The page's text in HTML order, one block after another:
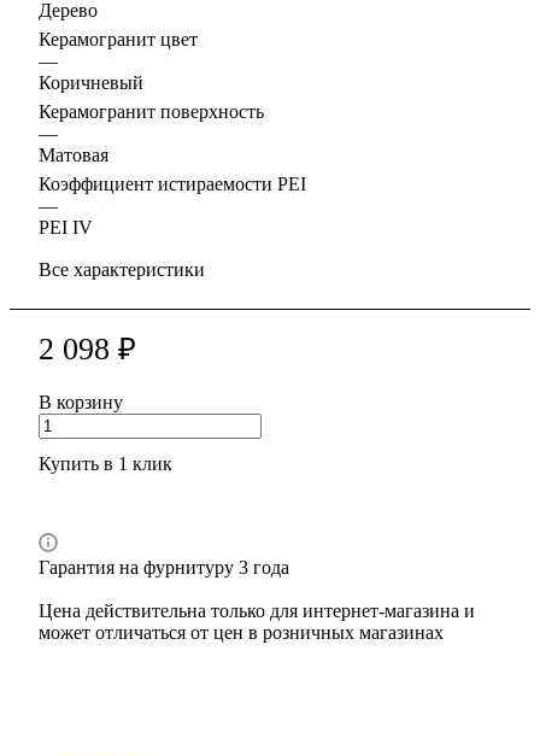
Дерево
Керамогранит цвет
—
Коричневый
Керамогранит поверхность
—
Матовая
Коэффициент истираемости PEI
—
PEI IV
Все характеристики
2 098 ₽
В корзину
Купить в 1 клик
Гарантия на фурнитуру 3 года
Цена действительна только для интернет-магазина и
может отличаться от цен в розничных магазинах